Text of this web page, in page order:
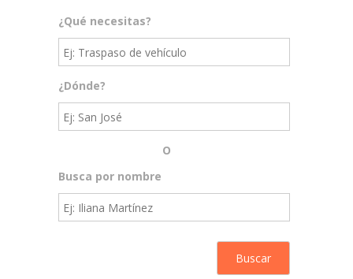
¿Qué necesitas?
¿Dónde?
O
Busca por nombre